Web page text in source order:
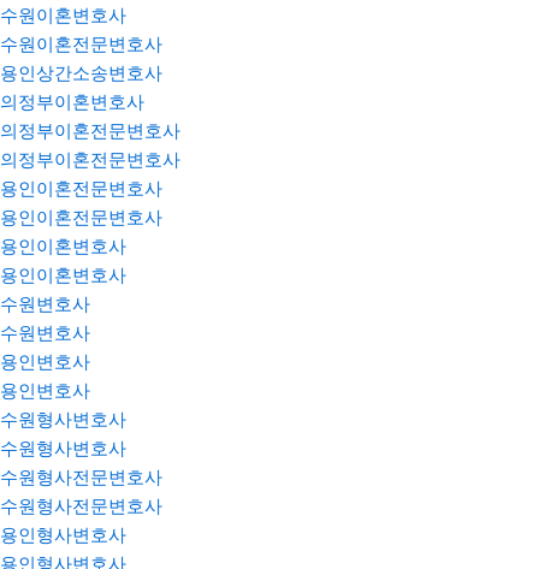
수원이혼변호사
수원이혼전문변호사
용인상간소송변호사
의정부이혼변호사
의정부이혼전문변호사
의정부이혼전문변호사
용인이혼전문변호사
용인이혼전문변호사
용인이혼변호사
용인이혼변호사
수원변호사
수원변호사
용인변호사
용인변호사
수원형사변호사
수원형사변호사
수원형사전문변호사
수원형사전문변호사
용인형사변호사
용인형사변호사